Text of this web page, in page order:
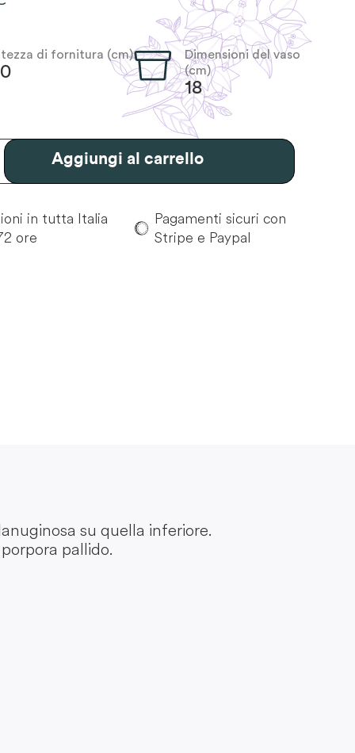
di fornitura (cm)
Dimensioni del vaso
(cm)
18
Aggiungi al carrello
in tutta Italia
ore
Pagamenti sicuri con
Stripe e Paypal
su quella inferiore.
pallido.